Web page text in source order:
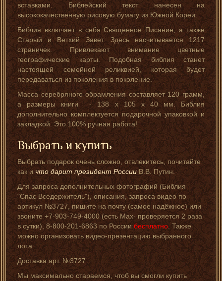
вставками. Библейский текст нанесен на
высококачественную рисовую бумагу из Южной Кореи.
Библия включает в себя Священное Писание, а также
Старый и Ветхий Завет. Здесь насчитывается 1217
страничек. Привлекают внимание цветные
географические карты. Подобная библия станет
настоящей семейной реликвией, которая будет
передаваться из поколения в поколение.
Масса серебряного обрамления составляет 120 грамм,
а размеры книги - 138 х 105 х 40 мм. Библия
дополнительно комплектуется подарочной упаковкой и
закладкой. Это 100% ручная работа!
Выбрать и купить
Выбрать подарок очень сложно, отвлекитесь, почитайте
как ичто дарит президент РоссииВ.В. Путин.
Для запроса дополнительных фотографий (Библия
"Спас Вседержитель"), описания, запроса видео по
артикул №3727, пишите на почту (самое надёжное) или
звоните +7-903-749-4000 (есть Мах- проверяется 2 раза
в сутки), 8-800-201-6863 по Россиибесплатно. Также
можно организовать видео-презентацию выбранного
лота.
Доставка арт. №3727
Мы максимально стараемся, чтоб вы смогли купить